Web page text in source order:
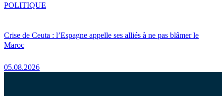
Crise de Ceuta : l’Espagne appelle ses alliés à ne pas blâmer le
Maroc
05.08.2026
POLITIQUE